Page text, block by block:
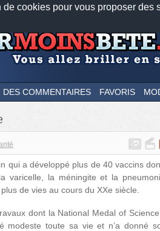
cookies pour vous proposer des
Nos applications mobiles
DES COMMENTAIRES FAVORIS
qui a développé plus de 40 vaccins
varicelle, la méningite et la
de vies au cours du XXe siècle.
dont la National Medal of Science
modeste toute sa vie et n’a donné